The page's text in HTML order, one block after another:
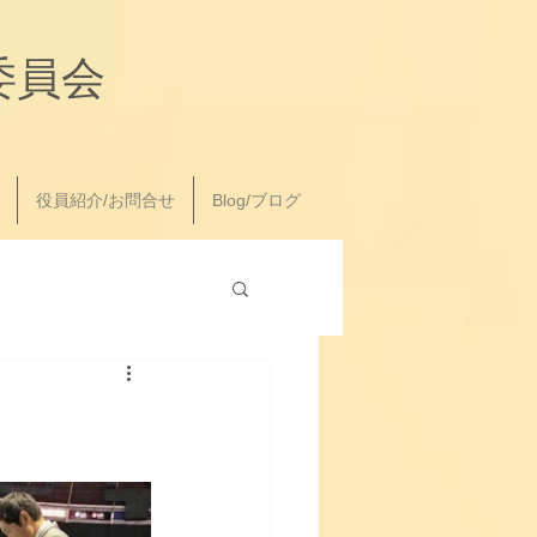
員会
役員紹介/お問合せ Blog/ブログ